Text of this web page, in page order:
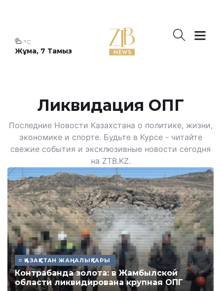
Жұма, 7 Тамыз
°C
Ликвидация ОПГ
Последние Новости Казахстана о политике, жизни,
экономике и спорте. Будьте в Курсе - читайте
свежие события и эксклюзивные новости сегодня
на ZTB.KZ.
ҚАЗАҚСТАН ЖАҢАЛЫҚТАРЫ
Контрабанда золота: в Жамбылской
области ликвидирована крупная ОПГ